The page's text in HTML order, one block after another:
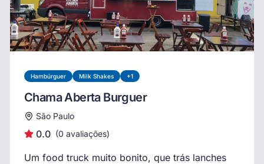
Hambúrguer Milk Shakes +1
Chama Aberta Burguer
São Paulo
0.0 (0 avaliações)
Um food truck muito bonito, que trás lanches